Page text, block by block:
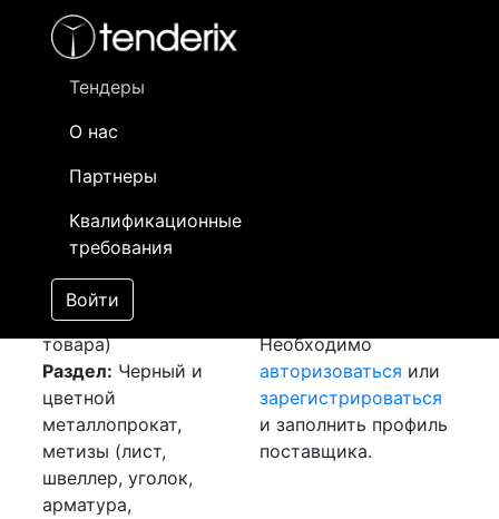
Тендеры
О нас
Партнеры
Квалификационные
требования
Войти
- активный лот
- сохраненный лот (не опубликован)
Закупка: Шина
алюминиевая АД31Т
[Завершен]
Лот №:4056
АУКЦИОН (покупка
товара)
Раздел: Черный и
цветной
металлопрокат,
метизы (лист,
швеллер, уголок,
арматура,
Необходимо
авторизоваться или
зарегистрироваться
и заполнить профиль
поставщика.